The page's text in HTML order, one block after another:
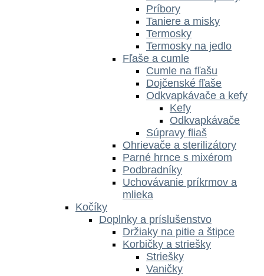
Príbory
Taniere a misky
Termosky
Termosky na jedlo
Fľaše a cumle
Cumle na fľašu
Dojčenské fľaše
Odkvapkávače a kefy
Kefy
Odkvapkávače
Súpravy fliaš
Ohrievače a sterilizátory
Parné hrnce s mixérom
Podbradníky
Uchovávanie príkrmov a
mlieka
Kočíky
Doplnky a príslušenstvo
Držiaky na pitie a štipce
Korbičky a striešky
Striešky
Vaničky